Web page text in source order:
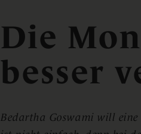
Die
besser
Bedartha Goswami will eine